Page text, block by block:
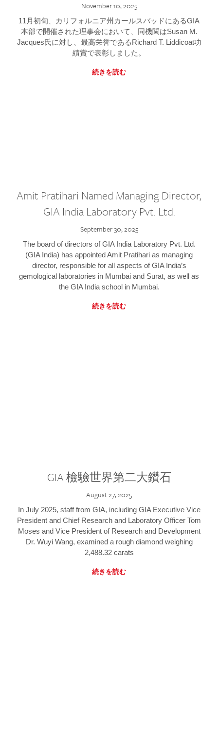
November 10, 2025
11月初旬、カリフォルニア州カールスバッドにあるGIA
本部で開催された理事会において、同機関はSusan M.
Jacques氏に対し、最高栄誉であるRichard T. Liddicoat功
績賞で表彰しました。
続きを読む
Amit Pratihari Named Managing Director,
GIA India Laboratory Pvt. Ltd.
September 30, 2025
The board of directors of GIA India Laboratory Pvt. Ltd.
(GIA India) has appointed Amit Pratihari as managing
director, responsible for all aspects of GIA India’s
gemological laboratories in Mumbai and Surat, as well as
the GIA India school in Mumbai.
続きを読む
GIA 檢驗世界第二大鑽石
August 27, 2025
In July 2025, staff from GIA, including GIA Executive Vice
President and Chief Research and Laboratory Officer Tom
Moses and Vice President of Research and Development
Dr. Wuyi Wang, examined a rough diamond weighing
2,488.32 carats
続きを読む